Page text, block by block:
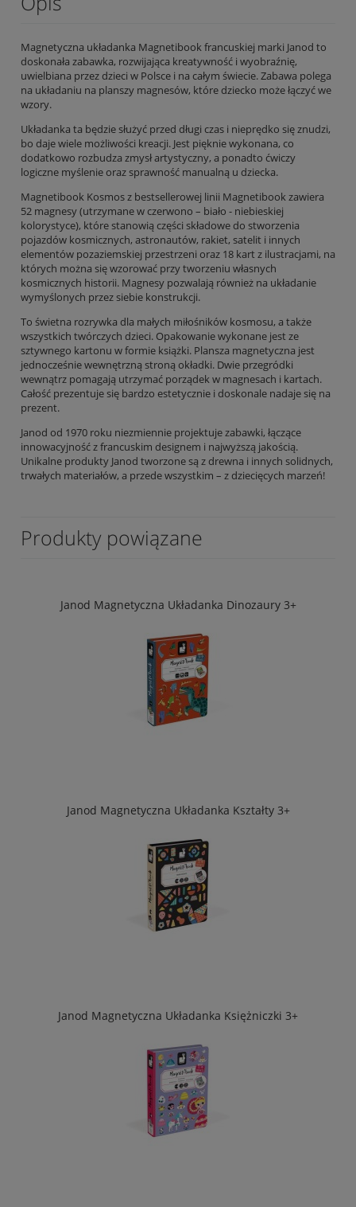
Magnetyczna układanka Magnetibook francuskiej marki Janod to
doskonała zabawka, rozwijająca kreatywność i wyobraźnię,
uwielbiana przez dzieci w Polsce i na całym świecie. Zabawa polega
na układaniu na planszy magnesów, które dziecko może łączyć we
wzory.
Układanka ta będzie służyć przed długi czas i nieprędko się znudzi,
bo daje wiele możliwości kreacji. Jest pięknie wykonana, co
dodatkowo rozbudza zmysł artystyczny, a ponadto ćwiczy
logiczne myślenie oraz sprawność manualną u dziecka.
Magnetibook Kosmos z bestsellerowej linii Magnetibook zawiera
52 magnesy (utrzymane w czerwono – biało - niebieskiej
kolorystyce), które stanowią części składowe do stworzenia
pojazdów kosmicznych, astronautów, rakiet, satelit i innych
elementów pozaziemskiej przestrzeni oraz 18 kart z ilustracjami, na
których można się wzorować przy tworzeniu własnych
kosmicznych historii. Magnesy pozwalają również na układanie
wymyślonych przez siebie konstrukcji.
To świetna rozrywka dla małych miłośników kosmosu, a także
wszystkich twórczych dzieci. Opakowanie wykonane jest ze
sztywnego kartonu w formie książki. Plansza magnetyczna jest
jednocześnie wewnętrzną stroną okładki. Dwie przegródki
wewnątrz pomagają utrzymać porządek w magnesach i kartach.
Całość prezentuje się bardzo estetycznie i doskonale nadaje się na
prezent.
Janod od 1970 roku niezmiennie projektuje zabawki, łączące
innowacyjność z francuskim designem i najwyższą jakością.
Unikalne produkty Janod tworzone są z drewna i innych solidnych,
trwałych materiałów, a przede wszystkim – z dziecięcych marzeń!
Produkty powiązane
Janod Magnetyczna Układanka Dinozaury 3+
Janod Magnetyczna Układanka Kształty 3+
Janod Magnetyczna Układanka Księżniczki 3+